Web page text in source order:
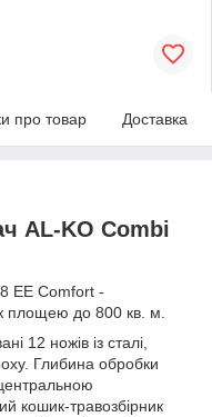
про товар Доставка
AL-KO Combi
EE Comfort -
площею до 800 кв. м.
12 ножів із сталі,
Глибина обробки
кошик-травозбірник